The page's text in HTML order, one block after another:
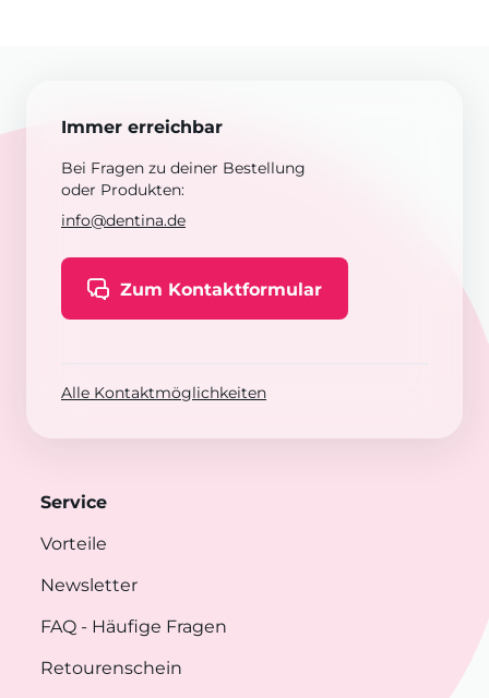
Immer erreichbar
Bei Fragen zu deiner Bestellung
oder Produkten:
info@dentina.de
Zum Kontaktformular
Alle Kontaktmöglichkeiten
Service
Vorteile
Newsletter
FAQ - Häufige Fragen
Retourenschein